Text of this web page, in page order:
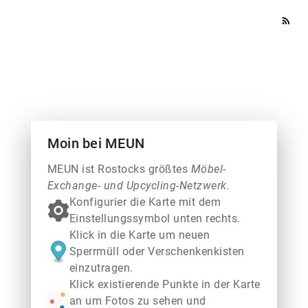
rss_feed
Moin bei MEUN
MEUN ist Rostocks größtes Möbel-
Exchange- und Upcycling-Netzwerk.
Konfigurier die Karte mit dem
Einstellungssymbol unten rechts.
Klick in die Karte um neuen
Sperrmüll oder Verschenkenkisten
einzutragen.
Klick existierende Punkte in der Karte
an um Fotos zu sehen und